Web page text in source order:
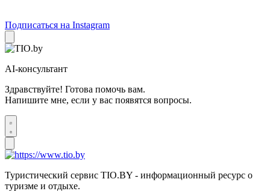
Подписаться на Instagram
AI-консультант
Здравствуйте! Готова помочь вам.
Напишите мне, если у вас появятся вопросы.
Туристический сервис TIO.BY - информационный ресурс о
туризме и отдыхе.